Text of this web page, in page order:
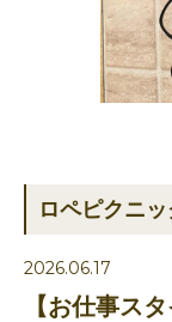
ロペピクニッ
2026.06.17
【お仕事ス